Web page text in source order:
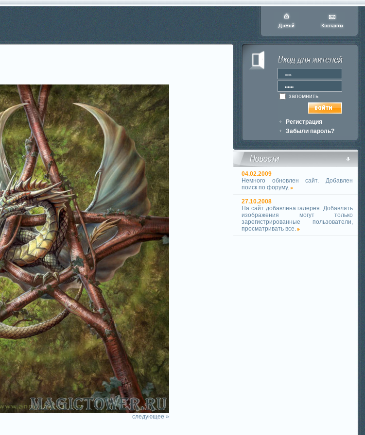
следующее »
запомнить
Регистрация
Забыли пароль?
04.02.2009
Немного обновлен сайт. Добавлен
поиск по форуму.
27.10.2008
На сайт добавлена галерея. Добавлять
изображения могут только
зарегистрированные пользователи,
просматривать все.